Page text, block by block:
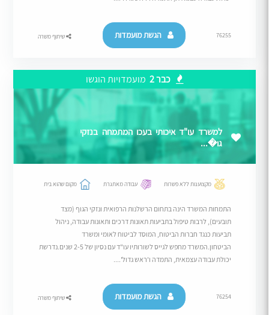
76255 הגשת מועמדות שיתוף משרה
כבר 2 מועמדויות הוגשו
למשרד עו"ד איכותי בעכו המתמחה בנזקי
גו�...
מקצוענות ללא פשרות עבודה מאתגרת מקום שהוא בית
התמחות המשרד הינה בתחום הרשלנות הרפואית ונזקי הגוף (מצד
תובעים), לרבות טיפול בתביעות תאונות דרכים ותאונות עבודה, ניהול
תביעות כנגד חברות הביטוח, המוסד לביטוח לאומי ומשרד
הביטחון.המשרד מחפש לגייס לשורותיו עו"ד עם נסיון של 2-5 שנים.נדרשת
יכולת עבודה עצמאית, התמדה ו'ראש גדול'....
76254 הגשת מועמדות שיתוף משרה